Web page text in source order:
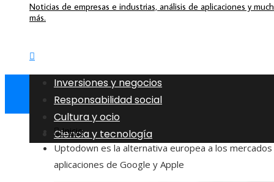
Noticias de empresas e industrias, análisis de aplicaciones y
más.
Inversiones y negocios
Responsabilidad social
Cultura y ocio
Ciencia y tecnología
Inicio
Uptodown es la alternativa europea a los
aplicaciones de Google y Apple